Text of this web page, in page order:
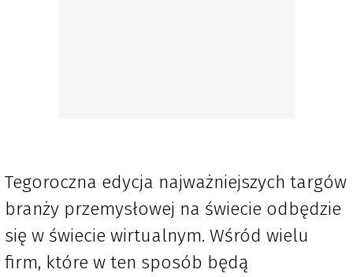
Tegoroczna edycja najważniejszych targów
branży przemysłowej na świecie odbędzie
się w świecie wirtualnym. Wśród wielu
firm, które w ten sposób będą